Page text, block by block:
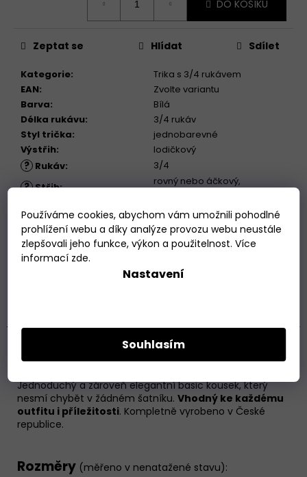
Používáme cookies, abychom vám umožnili pohodlné
prohlížení webu a díky analýze provozu webu neustále
zlepšovali jeho funkce, výkon a použitelnost. Více
informací zde.
Nastavení
Souhlasím
DO KOŠÍKU
Kategorie:
Trika s 3/4 rukávem
EAN:
Zvolte variantu
Barva:
Bílá
Délka rukávu:
3/4 rukáv
Styl trička:
jednobarevné
Výstřih: lodičkový
? Rukáv: 3/4
? Střih:
rovný nebo áčkový,
vyberte si!
? Výstřih lodičkový
? Délka:
standardní, zkrácená,
prodloužená
Zeptat se Hlídat Sdílet
Podobné (4)
Basic triko s 3/4 rukávem alodičkovým výstřihem
ušité zpružného a vysoce kvalitního materiálu.U
Jednoduchý a zároveň elegantní basic kousek, který
nesmí chybět v žádném šatníku. Vhodný ke každému
outfitu i příležitosti. Kompletně vyrobeno v České
republice.
Rozměry (měřeno v nenatažené stavu):